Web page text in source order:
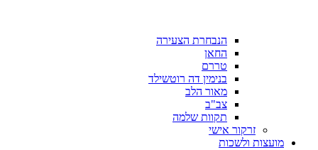
הנבחרת הצעירה
החאן
טררם
בנימין דה רוטשילד
מאור הלב
צב"ב
תקוות שלמה
זרקור אישי
מועצות ולשכות